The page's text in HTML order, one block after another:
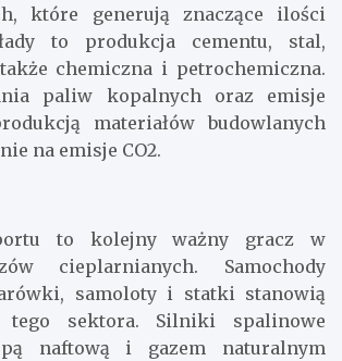
które generują znaczące ilości
to produkcja cementu, stal,
chemiczna i petrochemiczna.
paliw kopalnych oraz emisje
materiałów budowlanych
na emisje CO2.
to kolejny ważny gracz w
cieplarnianych. Samochody
samoloty i statki stanowią
tego sektora. Silniki spalinowe
naftową i gazem naturalnym